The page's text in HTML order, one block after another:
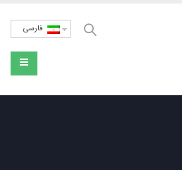
فارسی